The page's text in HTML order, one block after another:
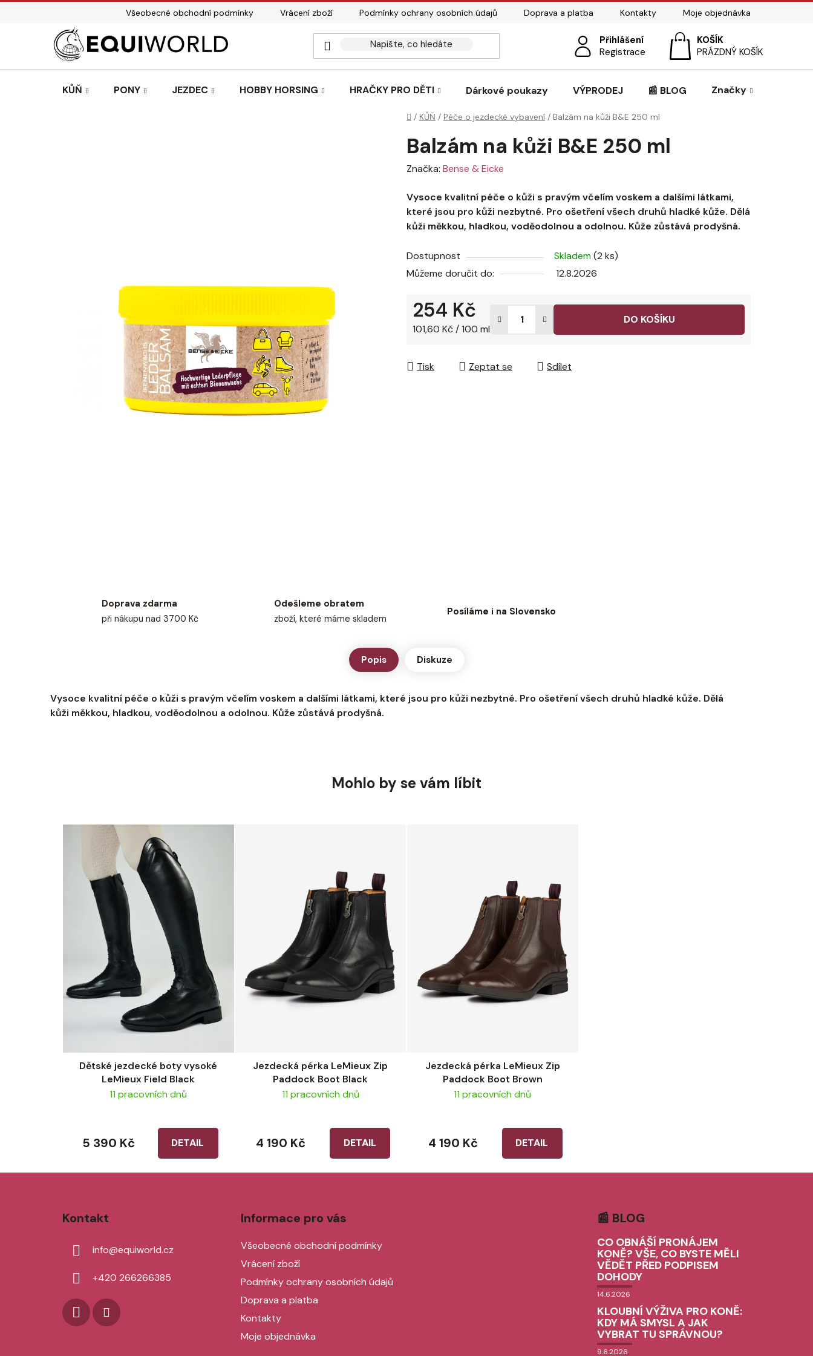
Přejít
Všeobecné obchodní podmínky Vrácení zboží Podmínky ochrany osobních údajů Doprava a platba Kontakty Moje objednávka
Přihlášení
Registrace
NÁKUPNÍ
KOŠÍK
PRÁZDNÝ KOŠÍK
KŮŇ PONY JEZDEC HOBBY HORSING HRAČKY PRO DĚTI Dárkové poukazy VÝPRODEJ 📰 BLOG Značky
Domů
/ KŮŇ / Péče o jezdecké vybavení / Balzám na kůži B&E 250 ml
Balzám na kůži B&E 250 ml
Značka: Bense & Eicke
Vysoce kvalitní péče o kůži s pravým včelím voskem a dalšími látkami,
které jsou pro kůži nezbytné. Pro ošetření všech druhů hladké kůže. Dělá
kůži měkkou, hladkou, voděodolnou a odolnou. Kůže zůstává prodyšná.
Dostupnost Skladem(2 ks)
Můžeme doručit do:
12.8.2026
254 Kč
Měrná cena:
101,60 Kč / 100 ml
DO KOŠÍKU
Tisk Zeptat se Sdílet
Doprava zdarma
při nákupu nad 3700 Kč
Odešleme obratem
zboží, které máme skladem
Posíláme i na Slovensko
Popis Diskuze
Vysoce kvalitní péče o kůži s pravým včelím voskem a dalšími látkami, které jsou pro kůži nezbytné. Pro ošetření všech druhů hladké kůže. Dělá
kůži měkkou, hladkou, voděodolnou a odolnou. Kůže zůstává prodyšná.
Mohlo by se vám líbit
Dětské jezdecké boty vysoké
LeMieux Field Black
11 pracovních dnů
DETAIL
5 390 Kč
Jezdecká pérka LeMieux Zip
Paddock Boot Black
11 pracovních dnů
DETAIL
4 190 Kč
Jezdecká pérka LeMieux Zip
Paddock Boot Brown
11 pracovních dnů
DETAIL
4 190 Kč
Kontakt
info@equiworld.cz
+420 266266385
Informace pro vás
Všeobecné obchodní podmínky
Vrácení zboží
Podmínky ochrany osobních údajů
Doprava a platba
Kontakty
Moje objednávka
📰 BLOG
CO OBNÁŠÍ PRONÁJEM
KONĚ? VŠE, CO BYSTE MĚLI
VĚDĚT PŘED PODPISEM
DOHODY
14.6.2026
KLOUBNÍ VÝŽIVA PRO KONĚ:
KDY MÁ SMYSL A JAK
VYBRAT TU SPRÁVNOU?
9.6.2026